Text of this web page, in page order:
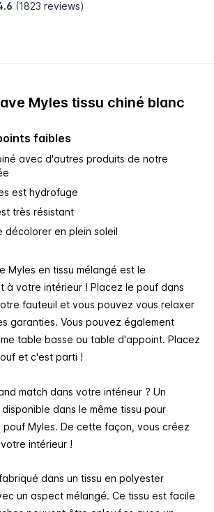
(1823 reviews)
Myles tissu chiné blanc
faibles
avec d'autres produits de notre
est hydrofuge
très résistant
décolorer en plein soleil
Myles en tissu mélangé est le
à votre intérieur ! Placez le pouf dans
fauteuil et vous pouvez vous relaxer
garanties. Vous pouvez également
table basse ou table d'appoint. Placez
et c'est parti !
match dans votre intérieur ? Un
dans le même tissu pour
pouf Myles. De cette façon, vous créez
intérieur !
dans un tissu en polyester
un aspect mélangé. Ce tissu est facile